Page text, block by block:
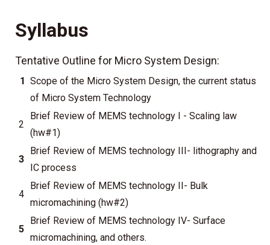
Syllabus
Tentative Outline for Micro System Design:
1 Scope of the Micro System Design, the current status
of Micro System Technology
2
Brief Review of MEMS technology I - Scaling law
(hw#1)
3
Brief Review of MEMS technology III- lithography and
IC process
4
Brief Review of MEMS technology II- Bulk
micromachining (hw#2)
5
Brief Review of MEMS technology IV- Surface
micromachining, and others.